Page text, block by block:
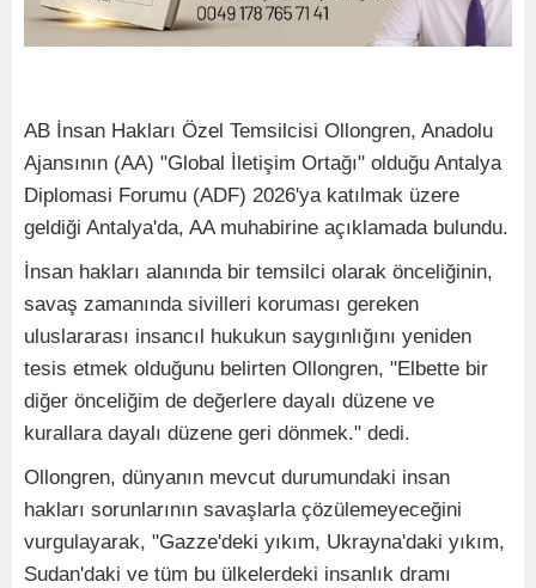
AB İnsan Hakları Özel Temsilcisi Ollongren, Anadolu
Ajansının (AA) "Global İletişim Ortağı" olduğu Antalya
Diplomasi Forumu (ADF) 2026'ya katılmak üzere
geldiği Antalya'da, AA muhabirine açıklamada bulundu.
İnsan hakları alanında bir temsilci olarak önceliğinin,
savaş zamanında sivilleri koruması gereken
uluslararası insancıl hukukun saygınlığını yeniden
tesis etmek olduğunu belirten Ollongren, "Elbette bir
diğer önceliğim de değerlere dayalı düzene ve
kurallara dayalı düzene geri dönmek." dedi.
Ollongren, dünyanın mevcut durumundaki insan
hakları sorunlarının savaşlarla çözülemeyeceğini
vurgulayarak, "Gazze'deki yıkım, Ukrayna'daki yıkım,
Sudan'daki ve tüm bu ülkelerdeki insanlık dramı